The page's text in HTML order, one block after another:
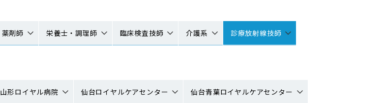
薬剤師 栄養士・調理師 臨床検査技師 介護系 診療放射線技師
山形ロイヤル病院 仙台ロイヤルケアセンター 仙台青葉ロイヤルケアセンター